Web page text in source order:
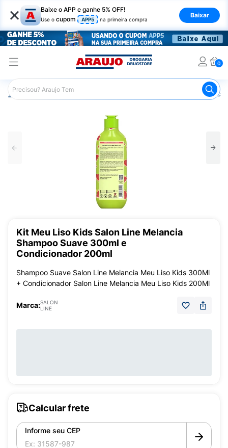
× Baixe o APP e ganhe 5% OFF!
Use o cupom APP5 na primeira compra
Baixar
0
Araujo Infantil Kit Shampoo e
Kit Meu Liso Kids Salon Line Melancia
Shampoo Suave 300ml e
Condicionador 200ml
Shampoo Suave Salon Line Melancia Meu Liso Kids 300Ml
+ Condicionador Salon Line Melancia Meu Liso Kids 200Ml
Marca:SALON
LINE
Calcular frete
Informe seu CEP